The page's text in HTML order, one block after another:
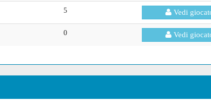
5 Vedi
0 Vedi